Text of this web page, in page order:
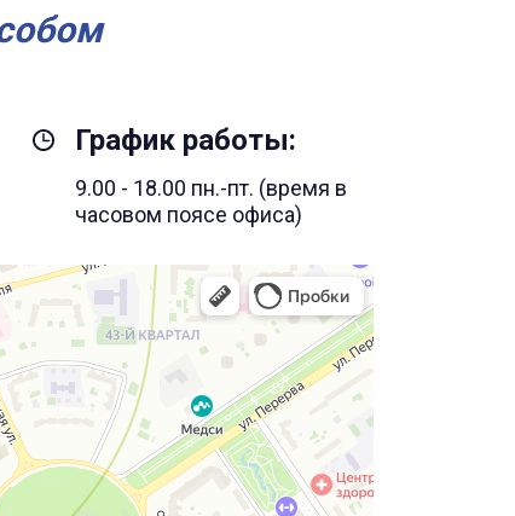
График работы:
9.00 - 18.00 пн.-пт. (время в
часовом поясе офиса)